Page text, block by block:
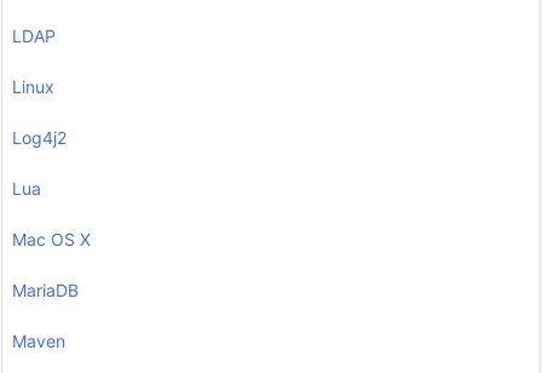
LDAP
Linux
Log4j2
Lua
Mac OS X
MariaDB
Maven